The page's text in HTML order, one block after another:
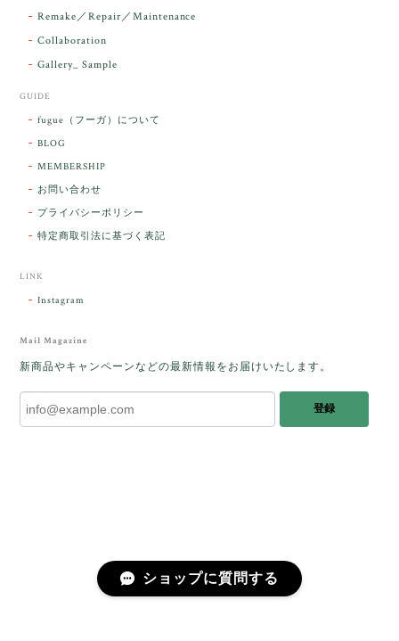
こそ この度は誠にありがとうございまし
た人に幸せが訪れる」という言い伝えがあるケサラン
パサラン。とっても素敵です。メッセージでは色々記
憶違いもありましたが、またいつかお会いして楽しい
した。
をあたたかく迎え入れてくださり とても嬉
しく思います。 この石のふわりとした光を
ランパサラン」でした。これからはT様の
傍で そっと見守ってくれるのではないかな
2025/10/03
Remake／Repair／Maintenance
Collaboration
Gallery_ Sample
GUIDE
fugue（フーガ）について
BLOG
MEMBERSHIP
お問い合わせ
プライバシーポリシー
特定商取引法に基づく表記
LINK
Instagram
Mail Magazine
新商品やキャンペーンなどの最新情報をお届けいたします。
登録
ショップに質問する